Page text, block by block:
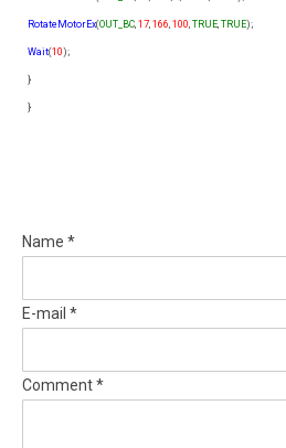
RotateMotorEx(OUT_BC, 17, 166, 100, TRUE, TRUE);
Wait(10 );
}
}
Name *
E-mail *
Comment *